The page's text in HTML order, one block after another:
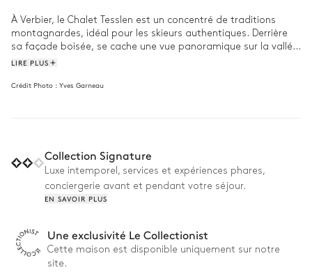
À Verbier, le Chalet Tesslen est un concentré de traditions
montagnardes, idéal pour les skieurs authentiques. Derrière
sa façade boisée, se cache une vue panoramique sur la vallée,
parfaitement complétée une décoration chaleureuse et cosy,
hammam, la meilleure solution pour détendre vos muscles
fatigués !
LIRE PLUS
Crédit Photo : Yves Garneau
Collection Signature
Luxe intemporel, services et expériences phares,
conciergerie avant et pendant votre séjour.
EN SAVOIR PLUS
Une exclusivité Le Collectionist
Cette maison est disponible uniquement sur notre
site.